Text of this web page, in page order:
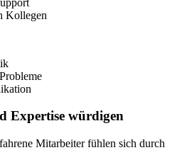
Kollegen
Expertise würdigen
Mitarbeiter fühlen sich durch